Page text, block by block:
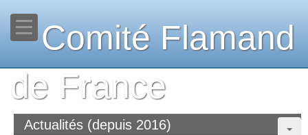
Comité Flamand
de France
Actualités (depuis 2016)